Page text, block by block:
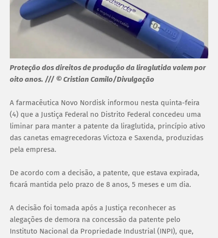
Proteção dos direitos de produção da liraglutida valem por
oito anos. /// © Cristian Camilo/Divulgação
A farmacêutica Novo Nordisk informou nesta quinta-feira
(4) que a Justiça Federal no Distrito Federal concedeu uma
liminar para manter a patente da liraglutida, princípio ativo
das canetas emagrecedoras Victoza e Saxenda, produzidas
pela empresa.
De acordo com a decisão, a patente, que estava expirada,
ficará mantida pelo prazo de 8 anos, 5 meses e um dia.
A decisão foi tomada após a Justiça reconhecer as
alegações de demora na concessão da patente pelo
Instituto Nacional da Propriedade Industrial (INPI), que,